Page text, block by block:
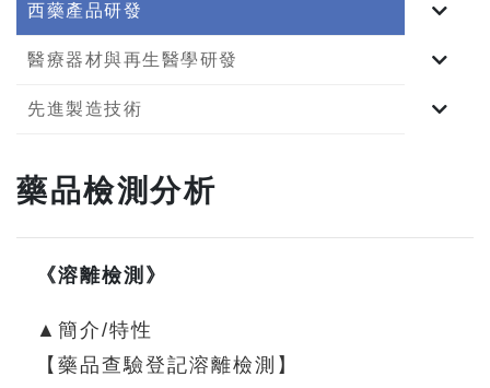
西藥產品研發
醫療器材與再生醫學研發
先進製造技術
藥品檢測分析
《溶離檢測》
▲簡介/特性
【藥品查驗登記溶離檢測】